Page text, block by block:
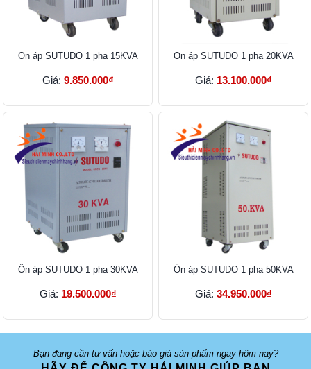
Ổn áp SUTUDO 1 pha 15KVA
Giá: 9.850.000₫
Ổn áp SUTUDO 1 pha 20KVA
Giá: 13.100.000₫
Ổn áp SUTUDO 1 pha 30KVA
Giá: 19.500.000₫
Ổn áp SUTUDO 1 pha 50KVA
Giá: 34.950.000₫
Bạn đang cần tư vấn hoặc báo giá sản phẩm ngay hôm nay?